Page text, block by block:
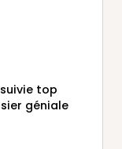
top
géniale